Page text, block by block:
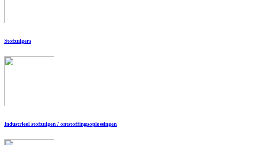
Stofzuigers
Industrieel stofzuigen / ontstoffingsoplossingen